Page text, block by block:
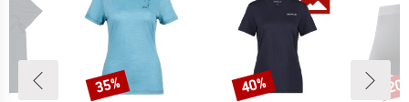
Rabat
35% Rabat
40%